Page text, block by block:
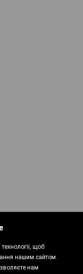
щоб
нашим сайтом.
нам